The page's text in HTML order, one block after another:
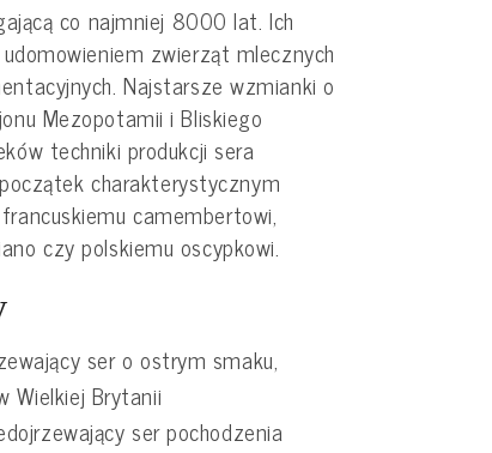
co najmniej 8000 lat. Ich
zwierząt mlecznych
Najstarsze wzmianki o
Mezopotamii i Bliskiego
techniki produkcji sera
charakterystycznym
camembertowi,
czy polskiemu oscypkowi.
ser o ostrym smaku,
Wielkiej Brytanii
ser pochodzenia